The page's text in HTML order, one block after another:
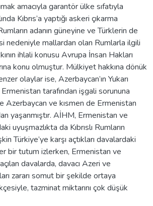
amacıyla garantör ülke sıfatıyla
Kıbrıs’a yaptığı askeri çıkarma
adanın güneyine ve Türklerin de
nedeniyle mallardan olan Rumlarla ilgili
ihlali konusu Avrupa İnsan Hakları
konu olmuştur. Mülkiyet hakkına dönük
olaylar ise, Azerbaycan’ın Yukarı
tarafından işgali sorununa
Azerbaycan ve kısmen de Ermenistan
yaşanmıştır. AİHM, Ermenistan ve
uyuşmazlıkta da Kıbrıslı Rumların
Türkiye’ye karşı açtıkları davalardaki
bir tutum izlerken, Ermenistan ve
davalarda, davacı Azeri ve
zararı somut bir şekilde ortaya
tazminat miktarını çok düşük